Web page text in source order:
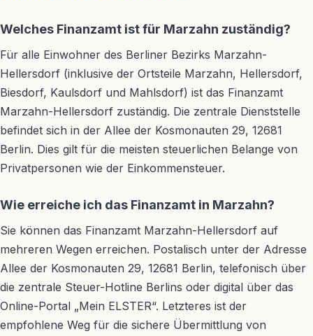
Welches Finanzamt ist für Marzahn zuständig?
Für alle Einwohner des Berliner Bezirks Marzahn-
Hellersdorf (inklusive der Ortsteile Marzahn, Hellersdorf,
Biesdorf, Kaulsdorf und Mahlsdorf) ist das Finanzamt
Marzahn-Hellersdorf zuständig. Die zentrale Dienststelle
befindet sich in der Allee der Kosmonauten 29, 12681
Berlin. Dies gilt für die meisten steuerlichen Belange von
Privatpersonen wie der Einkommensteuer.
Wie erreiche ich das Finanzamt in Marzahn?
Sie können das Finanzamt Marzahn-Hellersdorf auf
mehreren Wegen erreichen. Postalisch unter der Adresse
Allee der Kosmonauten 29, 12681 Berlin, telefonisch über
die zentrale Steuer-Hotline Berlins oder digital über das
Online-Portal „Mein ELSTER“. Letzteres ist der
empfohlene Weg für die sichere Übermittlung von